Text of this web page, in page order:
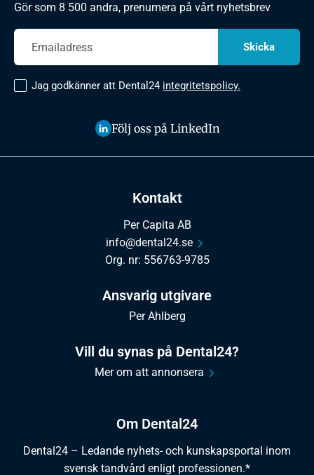
Om Dental24
Dental24 – Ledande nyhets- och kunskapsportal inom
svensk tandvård enligt professionen.*
Kontakt
Per Capita AB
info@dental24.se
Org. nr: 556763-9785
Ansvarig utgivare
Per Ahlberg
Vill du synas på Dental24?
Mer om att annonsera
Gör som 8 500 andra, prenumera på vårt nyhetsbrev
Jag godkänner att Dental24 integritetspolicy.
Följ oss på LinkedIn